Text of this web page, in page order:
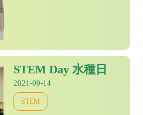
STEM Day 水種日
2021-09-14
STEM